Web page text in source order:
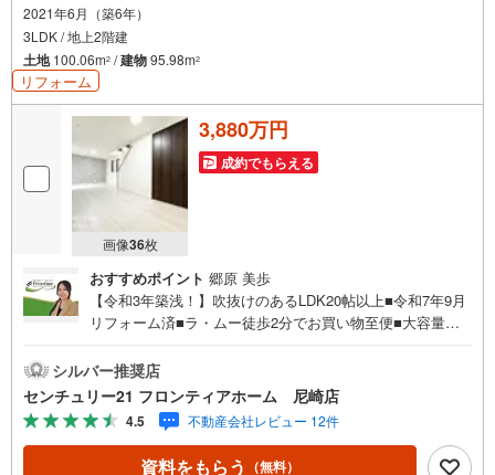
2021年6月（築6年）
3LDK / 地上2階建
土地100.06m2 /建物95.98m2
リフォーム
画像36枚
3,880万円
成約でもらえる
おすすめポイント 郷原 美歩
【令和3年築浅！】吹抜けのあるLDK20帖以上■令和7年9月
リフォーム済■ラ・ムー徒歩2分でお買い物至便■大容量ウ
も安心 リフォーム内容・クロス張替、CF張替・IHコンロ交
換 立地・川北小学校まで徒歩約15分・淀中学校まで徒歩約
33分 弊社が選ばれる理由 1.お金の扱い方のプロ、ファイナ
ンシャルプランナーが資金計画をサポート！2.買い替えな
どにも対応できる売却専門チームあり！3.たくさんの銀行
シルバー推奨店
センチュリー21 フロンティアホーム 尼崎店
4.5 不動産会社レビュー 12件
資料をもらう （無料）